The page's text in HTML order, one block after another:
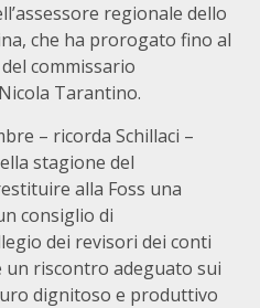
regionale dello
che ha prorogato fino al
commissario
Tarantino.
– ricorda Schillaci –
stagione del
alla Foss una
consiglio di
dei revisori dei conti
un riscontro adeguato sui
dignitoso e produttivo